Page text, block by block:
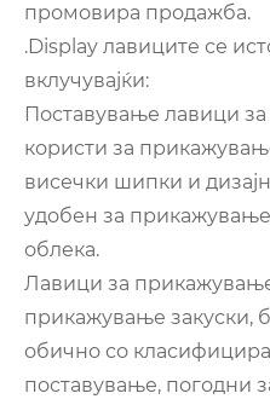
промовира продажба.
.‌Display лавиците се
вклучувајќи:
Поставување лавици
користи за
висечки шипки и
удобен за
облека.
Лавици за
прикажување закуски,
обично со
поставување, погодни